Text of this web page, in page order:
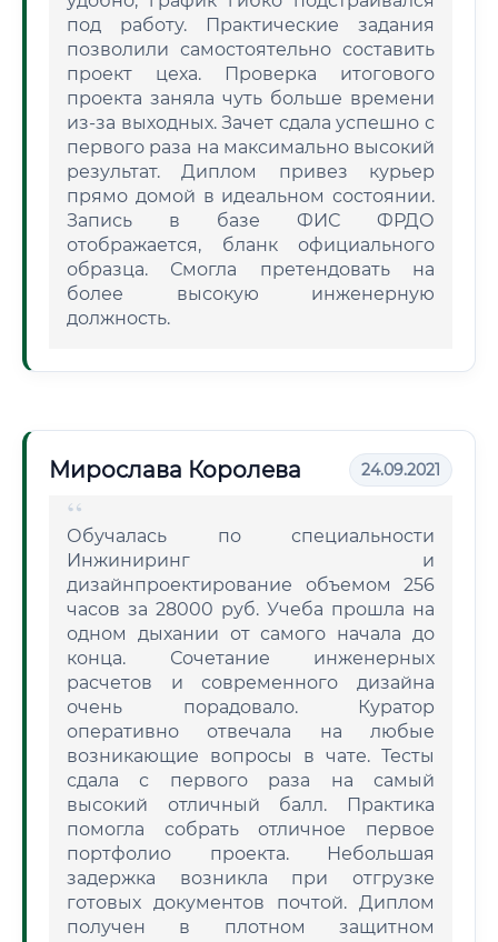
под работу. Практические задания
позволили самостоятельно составить
проект цеха. Проверка итогового
проекта заняла чуть больше времени
из-за выходных. Зачет сдала успешно с
первого раза на максимально высокий
результат. Диплом привез курьер
прямо домой в идеальном состоянии.
Запись в базе ФИС ФРДО
отображается, бланк официального
образца. Смогла претендовать на
более высокую инженерную
должность.
Мирослава Королева 24.09.2021
Обучалась по специальности
Инжиниринг и
дизайнпроектирование объемом 256
часов за 28000 руб. Учеба прошла на
одном дыхании от самого начала до
конца. Сочетание инженерных
расчетов и современного дизайна
очень порадовало. Куратор
оперативно отвечала на любые
возникающие вопросы в чате. Тесты
сдала с первого раза на самый
высокий отличный балл. Практика
помогла собрать отличное первое
портфолио проекта. Небольшая
задержка возникла при отгрузке
готовых документов почтой. Диплом
получен в плотном защитном